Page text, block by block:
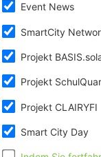
Event News
SmartCity
Projekt
Projekt
Projekt CLAIRYFI
Smart City Day